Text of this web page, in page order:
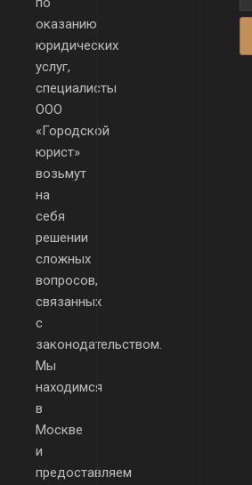
оказанию
юридических
услуг,
специалисты
ООО
«Городской
юрист»
возьмут
на
себя
решении
сложных
вопросов,
связанных
с
законодательством.
Мы
находимся
в
Москве
и
предоставляем